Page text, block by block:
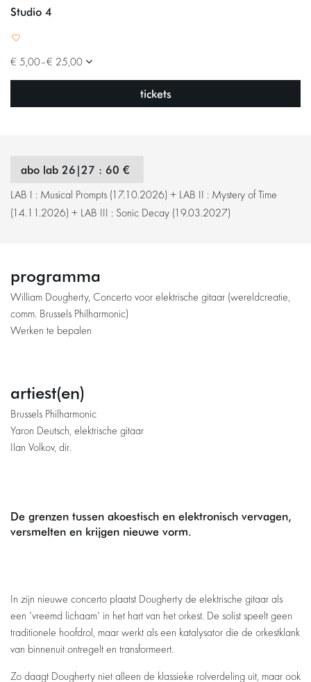
Studio 4
€ 5,00–€ 25,00
tickets
abo lab 26|27 : 60 €
LAB I : Musical Prompts (17.10.2026) + LAB II : Mystery of Time
(14.11.2026) + LAB III : Sonic Decay (19.03.2027)
programma
William Dougherty, Concerto voor elektrische gitaar (wereldcreatie,
comm. Brussels Philharmonic)
Werken te bepalen
artiest(en)
Brussels Philharmonic
Yaron Deutsch, elektrische gitaar
Ilan Volkov, dir.
De grenzen tussen akoestisch en elektronisch vervagen,
versmelten en krijgen nieuwe vorm.
In zijn nieuwe concerto plaatst Dougherty de elektrische gitaar als
een 'vreemd lichaam' in het hart van het orkest. De solist speelt geen
traditionele hoofdrol, maar werkt als een katalysator die de orkestklank
van binnenuit ontregelt en transformeert.
Zo daagt Dougherty niet alleen de klassieke rolverdeling uit, maar ook